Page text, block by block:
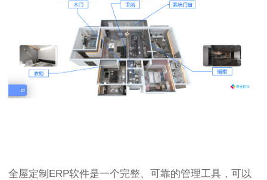
全屋定制ERP软件是一个完整、可靠的管理工具，可以